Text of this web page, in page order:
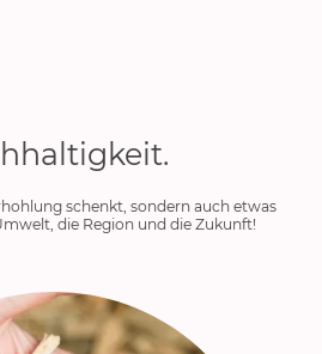
schenkt, sondern auch etwas
die Region und die Zukunft!